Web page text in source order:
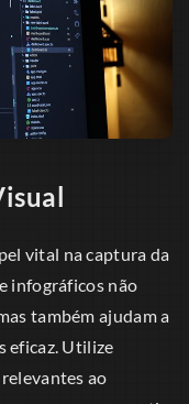
vital na captura da
infográficos não
também ajudam a
eficaz. Utilize
ao